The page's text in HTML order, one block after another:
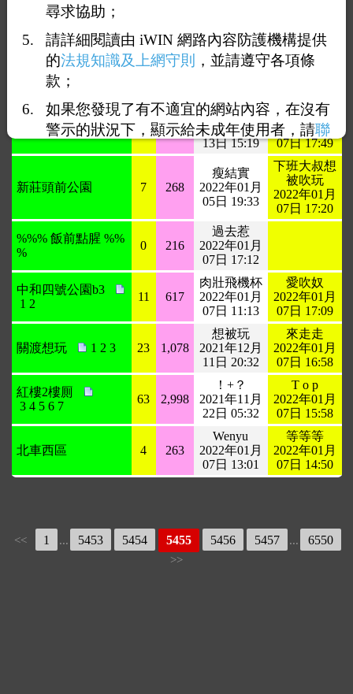
228對面介壽公園玩
2
07日 13:17
07日 18:51
男性機能訓練
潮控手
潮控手
5點下班過去中山 314
不差學生
2021年12月
13日 15:19
有人嗎
2022年01月
07日 17:49
新莊頭前公園 7 268
瘦結實
2022年01月
05日 19:33
下班大叔想
被吹玩
2022年01月
07日 17:20
%%% 飯前點腥 %%
%
0 216
過去惹
2022年01月
07日 17:12
中和四號公園b3
1 2
11 617
肉壯飛機杯
2022年01月
07日 11:13
愛吹奴
2022年01月
07日 17:09
關渡想玩 1 2 3 23 1,078
想被玩
2021年12月
11日 20:32
來走走
2022年01月
07日 16:58
紅樓2樓厠
3 4 5 6 7
63 2,998
！+？
2021年11月
22日 05:32
T o p
2022年01月
07日 15:58
北車西區 4 263
Wenyu
2022年01月
07日 13:01
等等等
2022年01月
07日 14:50
<< 1 ... 5453 5454 5455 5456 5457 ... 6550
>>
尋求協助；
請詳細閱讀由 iWIN 網路內容防護機構提供
的法規知識及上網守則
，並請遵守各項條
款；
如果您發現了有不適宜的網站內容，在沒有
警示的狀況下，顯示給未成年使用者，請聯
絡我們，謝謝您的合作。